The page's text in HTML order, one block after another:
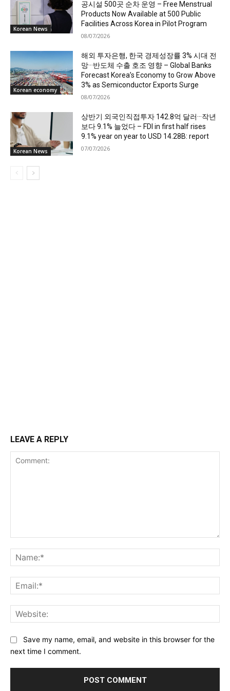
Korean News
공시설 500곳 순차 운영 – Free Menstrual
Products Now Available at 500 Public
Facilities Across Korea in Pilot Program
08/07/2026
Korean economy
해외 투자은행, 한국 경제성장률 3% 시대 전
망···반도체 수출 호조 영향 – Global Banks
Forecast Korea’s Economy to Grow Above
3% as Semiconductor Exports Surge
08/07/2026
Korean News
상반기 외국인직접투자 142.8억 달러···작년
보다 9.1% 늘었다 – FDI in first half rises
9.1% year on year to USD 14.28B: report
07/07/2026
LEAVE A REPLY
Save my name, email, and website in this browser for the
next time I comment.